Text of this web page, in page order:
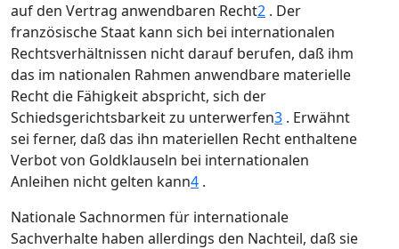
auf den Vertrag anwendbaren Recht2 . Der
französische Staat kann sich bei internationalen
Rechtsverhältnissen nicht darauf berufen, daß ihm
das im nationalen Rahmen anwendbare materielle
Recht die Fähigkeit abspricht, sich der
Schiedsgerichtsbarkeit zu unterwerfen3 . Erwähnt
sei ferner, daß das ihn materiellen Recht enthaltene
Verbot von Goldklauseln bei internationalen
Anleihen nicht gelten kann4 .
Nationale Sachnormen für internationale
Sachverhalte haben allerdings den Nachteil, daß sie